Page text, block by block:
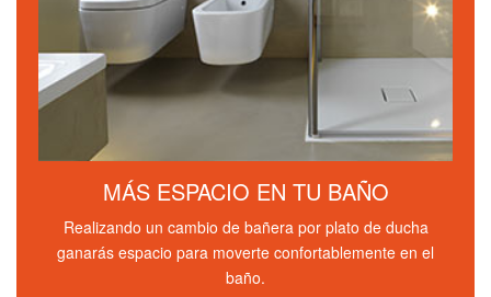
MÁS ESPACIO EN TU BAÑO
Realizando un cambio de bañera por plato de ducha
ganarás espacio para moverte confortablemente en el
baño.